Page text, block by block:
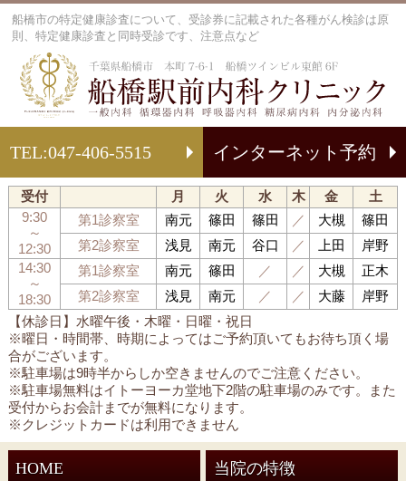
船橋市の特定健康診査について、受診券に記載された各種がん検診は原
則、特定健康診査と同時受診です、注意点など
TEL:047-406-5515 インターネット予約
【休診日】水曜午後・木曜・日曜・祝日
※曜日・時間帯、時期によってはご予約頂いてもお待ち頂く場
合がございます。
※駐車場は9時半からしか空きませんのでご注意ください。
※駐車場無料はイトーヨーカ堂地下2階の駐車場のみです。また
受付からお会計までが無料になります。
※クレジットカードは利用できません
受付 月 火 水 木 金
土
9:30
～
12:30
第1診察室 南元 篠田 篠田 ／ 大槻
篠田
第2診察室
浅見 南元 谷口 ／ 上田
岸野
14:30
～
18:30
第1診察室 南元 篠田 ／ ／ 大槻
正木
第2診察室
浅見 南元 ／ ／ 大藤 岸野
HOME 当院の特徴